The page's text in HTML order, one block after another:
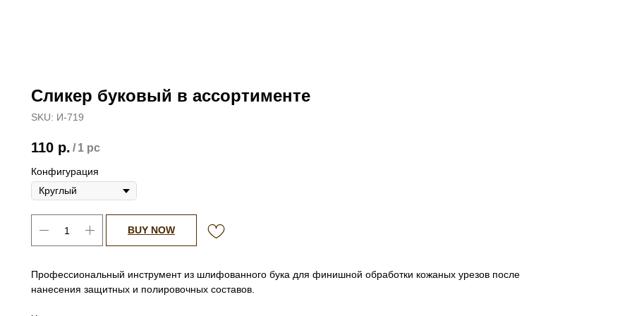
Сликер буковый в ассортименте
SKU: И-719
110 р. / 1 pc
Конфигурация
BUY NOW
Профессиональный инструмент из шлифованного бука для финишной обработки кожаных урезов после
нанесения защитных и полировочных составов.